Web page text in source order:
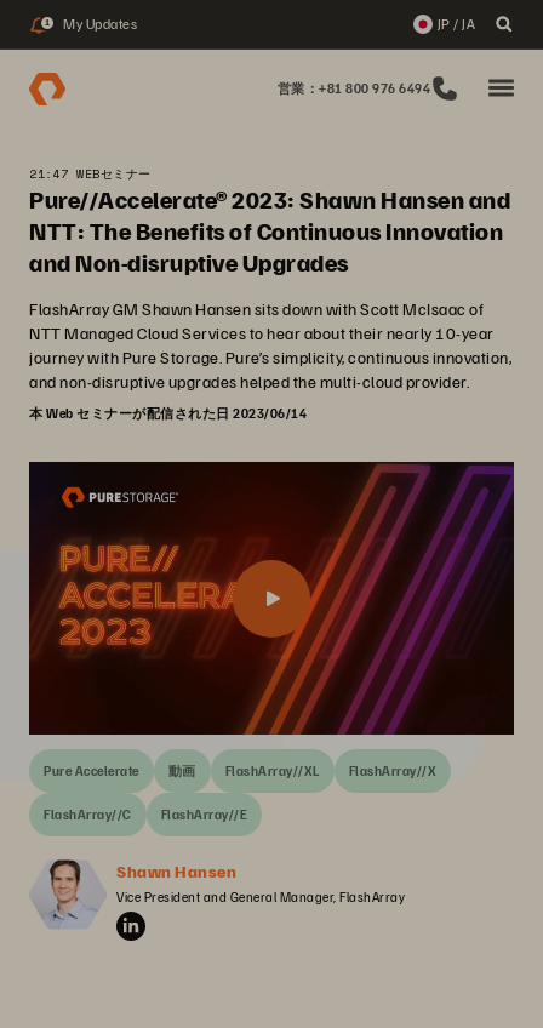
1 My Updates JP / JA
営業：+81 800 976 6494
21:47 WEBセミナー
Pure//Accelerate® 2023: Shawn Hansen and
NTT: The Benefits of Continuous Innovation
and Non-disruptive Upgrades
FlashArray GM Shawn Hansen sits down with Scott McIsaac of
NTT Managed Cloud Services to hear about their nearly 10-year
journey with Pure Storage. Pure’s simplicity, continuous innovation,
and non-disruptive upgrades helped the multi-cloud provider.
本 Web セミナーが配信された日 2023/06/14
Pure Accelerate 動画 FlashArray//XL FlashArray//X
FlashArray//C FlashArray//E
Shawn Hansen
Vice President and General Manager, FlashArray